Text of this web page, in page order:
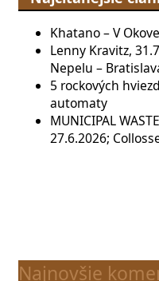
Khatano – V
Lenny Kravitz,
Nepelu –
5 rockových
automaty
MUNICIPAL
27.6.2026;
Najnovšie